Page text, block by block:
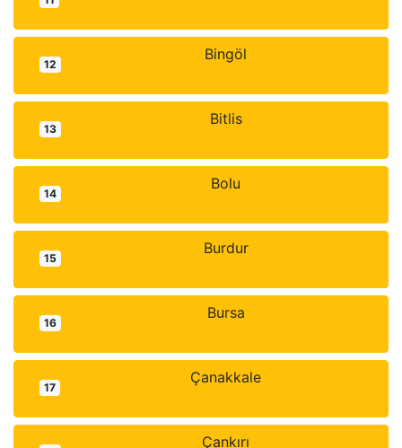
12
Bingöl
13
Bitlis
14
Bolu
15
Burdur
16
Bursa
17
Çanakkale
Çankırı